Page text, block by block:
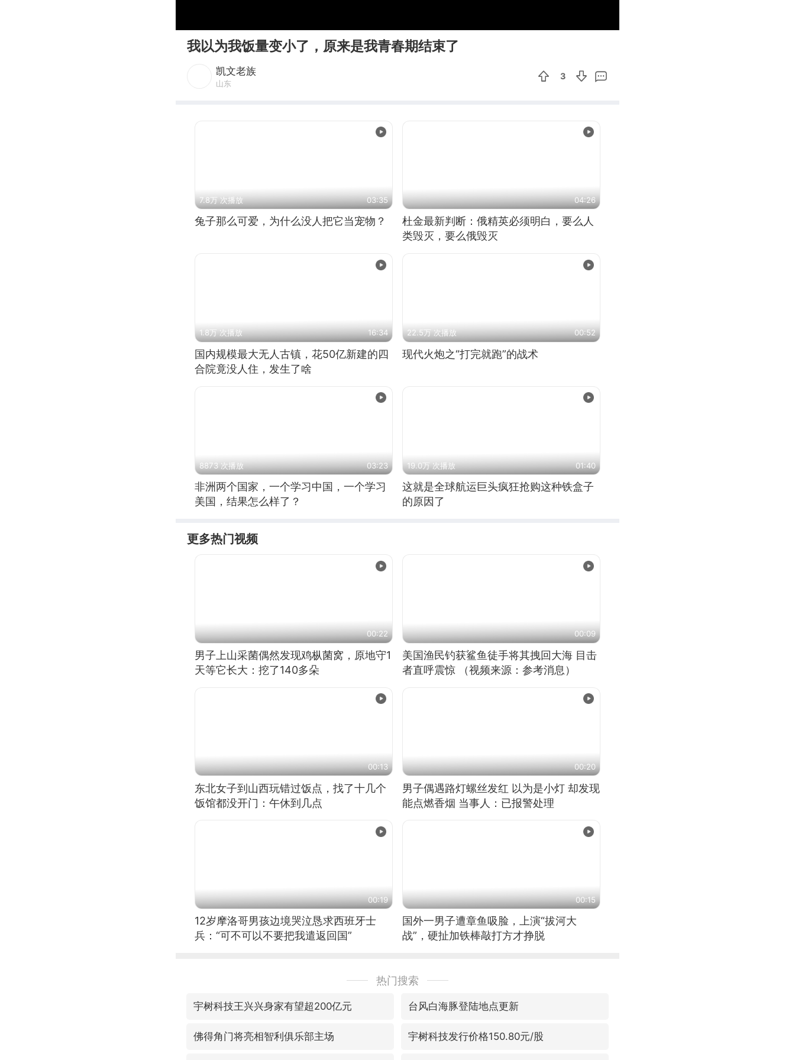
我以为我饭量变小了，原来是我青春期结束了
凯文老族
山东
3
7.8万 次播放 03:35
兔子那么可爱，为什么没人把它当宠物？
04:26
杜金最新判断：俄精英必须明白，要么人
类毁灭，要么俄毁灭
1.8万 次播放 16:34
国内规模最大无人古镇，花50亿新建的四
合院竟没人住，发生了啥
22.5万 次播放 00:52
现代火炮之“打完就跑”的战术
8873 次播放 03:23
非洲两个国家，一个学习中国，一个学习
美国，结果怎么样了？
19.0万 次播放 01:40
这就是全球航运巨头疯狂抢购这种铁盒子
的原因了
更多热门视频
00:22
男子上山采菌偶然发现鸡枞菌窝，原地守1
天等它长大：挖了140多朵
00:09
美国渔民钓获鲨鱼徒手将其拽回大海 目击
者直呼震惊 （视频来源：参考消息）
00:13
东北女子到山西玩错过饭点，找了十几个
饭馆都没开门：午休到几点
00:20
男子偶遇路灯螺丝发红 以为是小灯 却发现
能点燃香烟 当事人：已报警处理
00:19
12岁摩洛哥男孩边境哭泣恳求西班牙士
兵：“可不可以不要把我遣返回国”
00:15
国外一男子遭章鱼吸脸，上演“拔河大
战”，硬扯加铁棒敲打方才挣脱
热门搜索
宇树科技王兴兴身家有望超200亿元 台风白海豚登陆地点更新
佛得角门将亮相智利俱乐部主场 宇树科技发行价格150.80元/股